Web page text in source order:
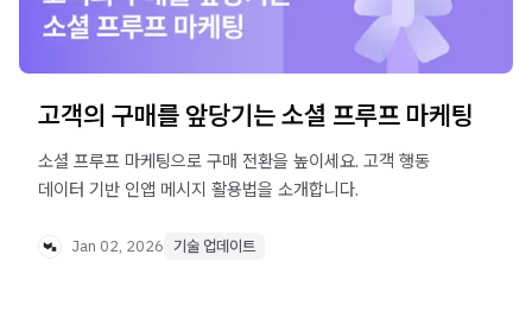
고객의 구매를 앞당기는 소셜 프루프 마케팅
소셜 프루프 마케팅으로 구매 전환을 높이세요. 고객 행동
데이터 기반 인앱 메시지 활용법을 소개합니다.
Jan 02, 2026 기술 업데이트